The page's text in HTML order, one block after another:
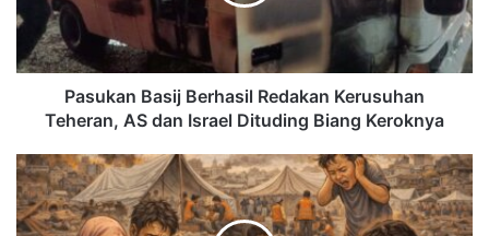
Pasukan Basij Berhasil Redakan Kerusuhan
Teheran, AS dan Israel Dituding Biang Keroknya